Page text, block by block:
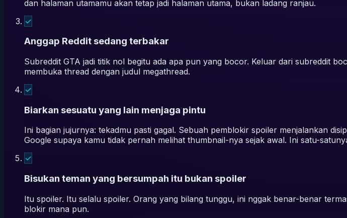
dan halaman utamamu akan tetap jadi halaman utama, bukan ladang ranjau.
✓
Anggap Reddit sedang terbakar
Subreddit GTA jadi titik nol begitu ada apa pun yang bocor. Keluar dari subreddit
membuka thread dengan judul megathread.
✓
Biarkan sesuatu yang lain menjaga pintu
Ini bagian jujurnya: tekadmu pasti gagal. Sebuah pemblokir spoiler menjalankan
Google supaya kamu tidak pernah melihat thumbnail-nya sejak awal. Ini satu-
✓
Bisukan teman yang bersumpah itu bukan spoiler
Itu spoiler. Itu selalu spoiler. Orang yang bilang tunggu, ini nggak benar-benar
blokir mana pun.